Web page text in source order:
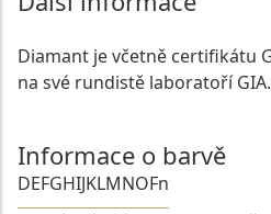
Diamant je včetně certifikátu
na své rundistě laboratoří GIA.
Informace o barvě
DEFGHIJKLMNOFn